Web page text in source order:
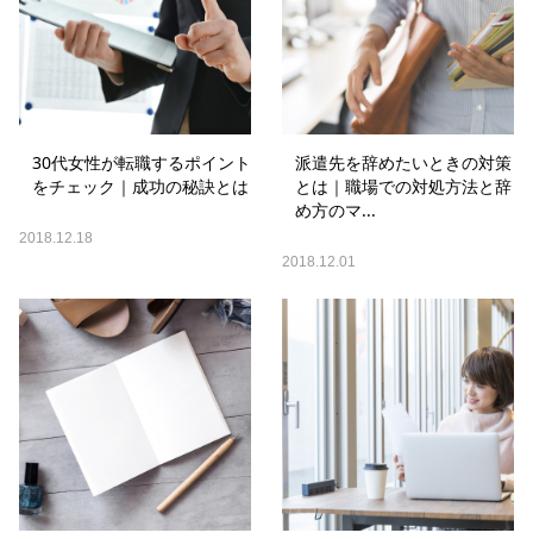
30代女性が転職するポイント
をチェック｜成功の秘訣とは
2018.12.18
派遣先を辞めたいときの対策
とは｜職場での対処方法と辞
め方のマ...
2018.12.01